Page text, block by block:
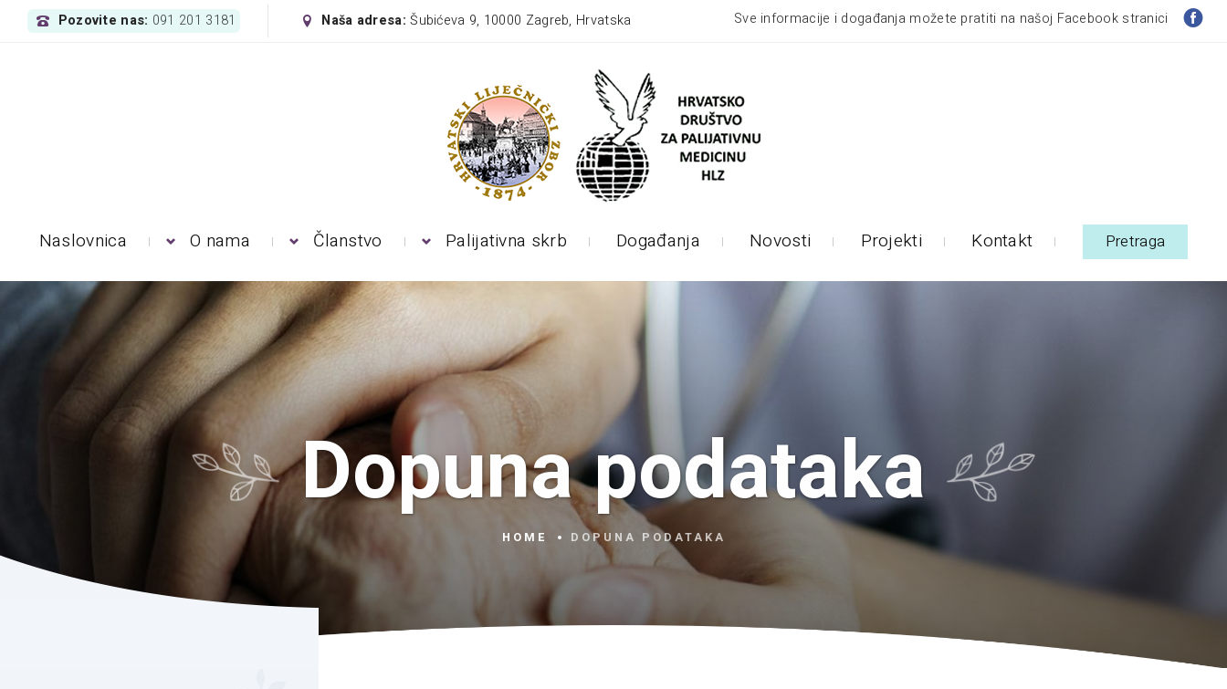
Pozovite nas: 091 201 3181 Naša adresa:Šubićeva 9, 10000 Zagreb, Hrvatska Sve informacije i događanja možete pratiti na našoj Facebook stranici
Naslovnica O nama Članstvo Palijativna skrb Događanja Novosti Projekti Kontakt Pretraga
Dopuna podataka
HOME DOPUNA PODATAKA